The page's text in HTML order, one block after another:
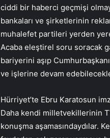
ciddi bir haberci geçmişi
bankaları ve şirketlerinin
muhalefet partileri yerden
Acaba eleştirel soru soracak
bariyerini aşıp
ve işlerine devam
Hürriyet’te Ebru Karatosun
Daha kendi milletvekillerinin
konuşma aşamasındaydılar.